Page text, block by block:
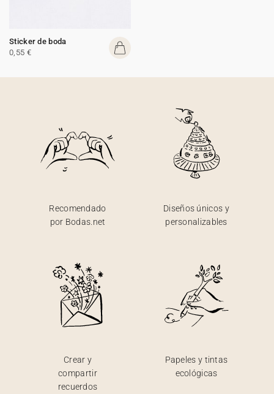
Sticker de boda
0,55 €
Recomendado
por Bodas.net
Diseños únicos y
personalizables
Crear y
compartir
recuerdos
Papeles y tintas
ecológicas